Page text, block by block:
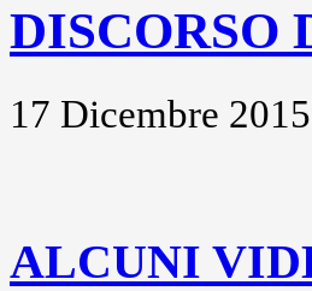
DISCORSO
17 Dicembre
ALCUNI